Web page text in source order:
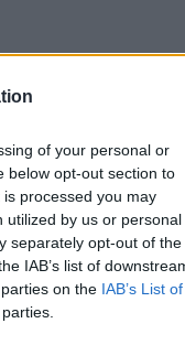
of your personal or
below opt-out section to
processed you may
utilized by us or personal
separately opt-out of the
IAB’s list of
on the IAB’s List of